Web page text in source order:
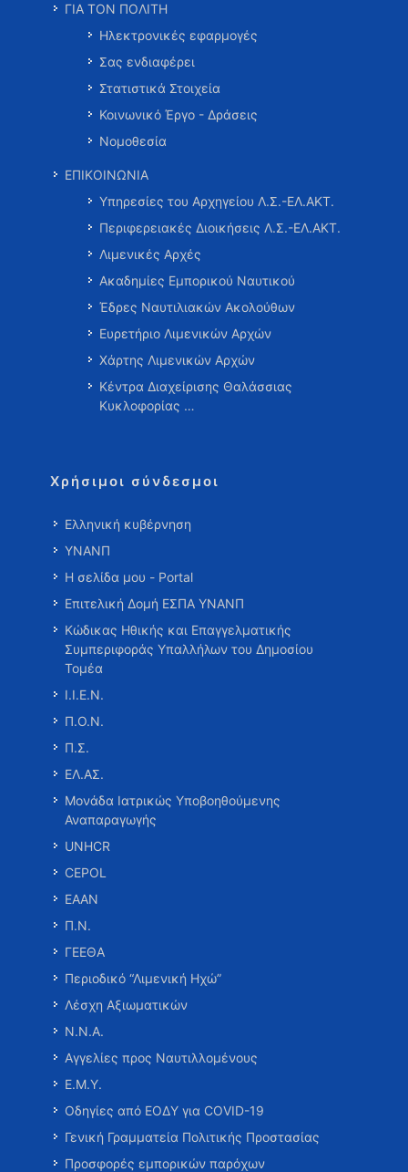
ΓΙΑ ΤΟΝ ΠΟΛΙΤΗ
Ηλεκτρονικές εφαρμογές
Σας ενδιαφέρει
Στατιστικά Στοιχεία
Κοινωνικό Έργο - Δράσεις
Νομοθεσία
ΕΠΙΚΟΙΝΩΝΙΑ
Υπηρεσίες του Αρχηγείου Λ.Σ.-ΕΛ.ΑΚΤ.
Περιφερειακές Διοικήσεις Λ.Σ.-ΕΛ.ΑΚΤ.
Λιμενικές Αρχές
Ακαδημίες Εμπορικού Ναυτικού
Έδρες Ναυτιλιακών Ακολούθων
Ευρετήριο Λιμενικών Αρχών
Χάρτης Λιμενικών Αρχών
Κέντρα Διαχείρισης Θαλάσσιας
Κυκλοφορίας …
Χρήσιμοι σύνδεσμοι
Ελληνική κυβέρνηση
ΥΝΑΝΠ
Η σελίδα μου - Portal
Επιτελική Δομή ΕΣΠΑ ΥΝΑΝΠ
Κώδικας Ηθικής και Επαγγελματικής
Συμπεριφοράς Υπαλλήλων του Δημοσίου
Τομέα
Ι.Ι.Ε.Ν.
Π.Ο.Ν.
Π.Σ.
ΕΛ.ΑΣ.
Μονάδα Ιατρικώς Υποβοηθούμενης
Αναπαραγωγής
UNHCR
CEPOL
ΕΑΑΝ
Π.Ν.
ΓΕΕΘΑ
Περιοδικό “Λιμενική Ηχώ”
Λέσχη Αξιωματικών
Ν.Ν.Α.
Αγγελίες προς Ναυτιλλομένους
Ε.Μ.Υ.
Οδηγίες από ΕΟΔΥ για COVID-19
Γενική Γραμματεία Πολιτικής Προστασίας
Προσφορές εμπορικών παρόχων